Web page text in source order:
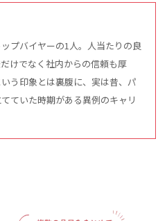
プバイヤーの1人。人当たりの良
けでなく社内からの信頼も厚
う印象とは裏腹に、実は昔、パ
ていた時期がある異例のキャリ